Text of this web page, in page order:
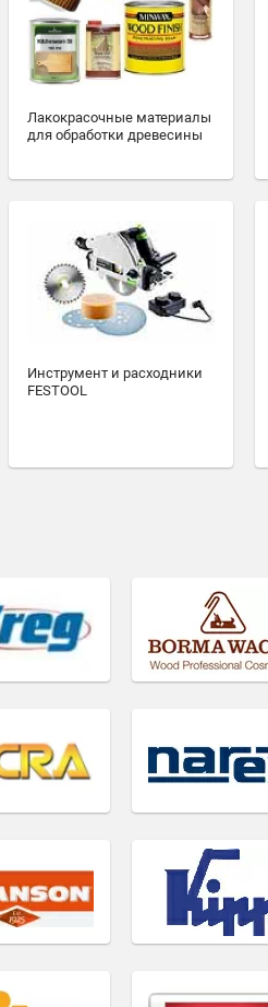
Лакокрасочные материалы
для обработки древесины
Инструмент и расходники
FESTOOL